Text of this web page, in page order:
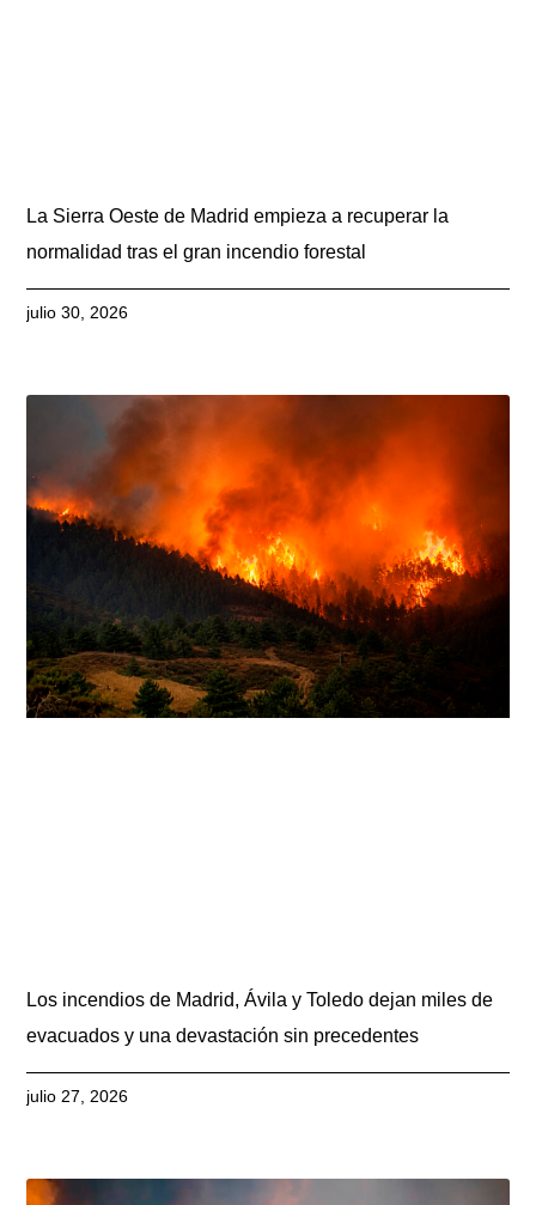
La Sierra Oeste de Madrid empieza a recuperar la
normalidad tras el gran incendio forestal
julio 30, 2026
Los incendios de Madrid, Ávila y Toledo dejan miles de
evacuados y una devastación sin precedentes
julio 27, 2026